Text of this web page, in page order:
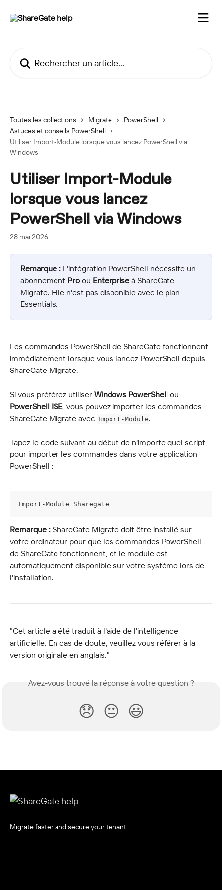
Toutes les collections Migrate
PowerShell
Astuces et conseils PowerShell
Utiliser Import-Module lorsque vous lancez PowerShell via
Windows
Utiliser Import-Module
lorsque vous lancez
PowerShell via Windows
28 mai 2026
Remarque : L'intégration PowerShell nécessite un
abonnement Pro ou Enterprise à ShareGate
Migrate. Elle n'est pas disponible avec le plan
Essentials.
Les commandes PowerShell de ShareGate fonctionnent
immédiatement lorsque vous lancez PowerShell depuis
ShareGate Migrate.
Si vous préférez utiliser Windows PowerShell ou
PowerShell ISE, vous pouvez importer les commandes
ShareGate Migrate avec Import-Module.
Tapez le code suivant au début de n'importe quel script
pour importer les commandes dans votre application
PowerShell :
Import-Module Sharegate
Remarque : ShareGate Migrate doit être installé sur
votre ordinateur pour que les commandes PowerShell
de ShareGate fonctionnent, et le module est
automatiquement disponible sur votre système lors de
l'installation.
"Cet article a été traduit à l'aide de l'intelligence
artificielle. En cas de doute, veuillez vous référer à la
version originale en anglais."
Avez-vous trouvé la réponse à votre question ?
😞 😐 😃
Migrate faster and secure your tenant